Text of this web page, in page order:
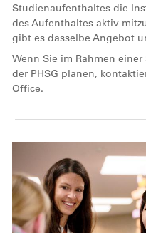
Studienaufenthaltes die
des Aufenthaltes aktiv
gibt es dasselbe Angebot
Wenn Sie im Rahmen
der PHSG planen,
Office.